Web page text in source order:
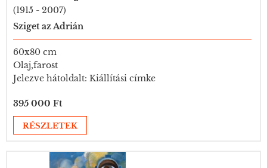
(1915 - 2007)
Sziget az Adrián
60x80 cm
Olaj,farost
Jelezve hátoldalt: Kiállítási címke
395 000 Ft
RÉSZLETEK